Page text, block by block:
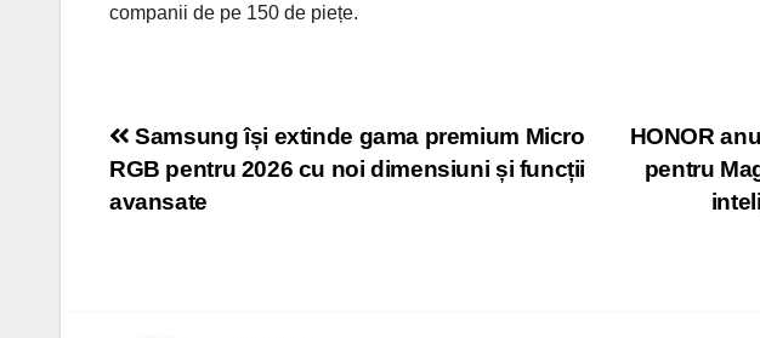
companii de pe 150 de piețe.
Post
navigation
HONOR
pentru
Samsung își extinde gama premium Micro
RGB pentru 2026 cu noi dimensiuni și funcții
avansate